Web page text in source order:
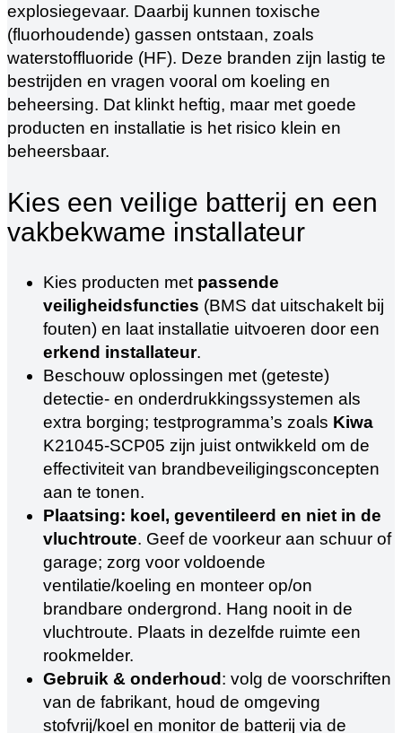
explosiegevaar. Daarbij kunnen toxische
(fluorhoudende) gassen ontstaan, zoals
waterstoffluoride (HF). Deze branden zijn lastig te
bestrijden en vragen vooral om koeling en
beheersing. Dat klinkt heftig, maar met goede
producten en installatie is het risico klein en
beheersbaar.
Kies een veilige batterij en een
vakbekwame installateur
Kies producten met passende
veiligheidsfuncties (BMS dat uitschakelt bij
fouten) en laat installatie uitvoeren door een
erkend installateur.
Beschouw oplossingen met (geteste)
detectie- en onderdrukkingssystemen als
extra borging; testprogramma’s zoals Kiwa
K21045‑SCP05 zijn juist ontwikkeld om de
effectiviteit van brandbeveiligingsconcepten
aan te tonen.
Plaatsing: koel, geventileerd en niet in de
vluchtroute. Geef de voorkeur aan schuur of
garage; zorg voor voldoende
ventilatie/koeling en monteer op/on
brandbare ondergrond. Hang nooit in de
vluchtroute. Plaats in dezelfde ruimte een
rookmelder.
Gebruik & onderhoud : volg de voorschriften
van de fabrikant, houd de omgeving
stofvrij/koel en monitor de batterij via de